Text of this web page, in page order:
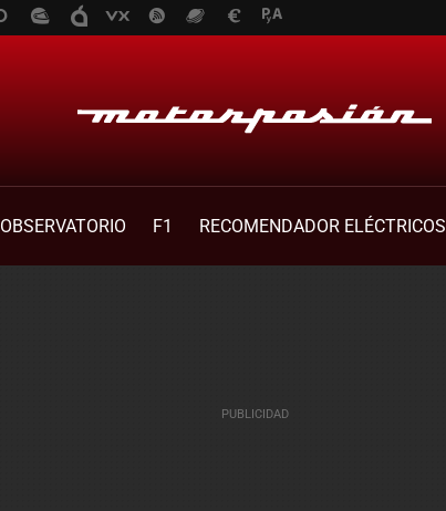
OBSERVATORIO F1
RECOMENDADOR ELÉCTRICOS